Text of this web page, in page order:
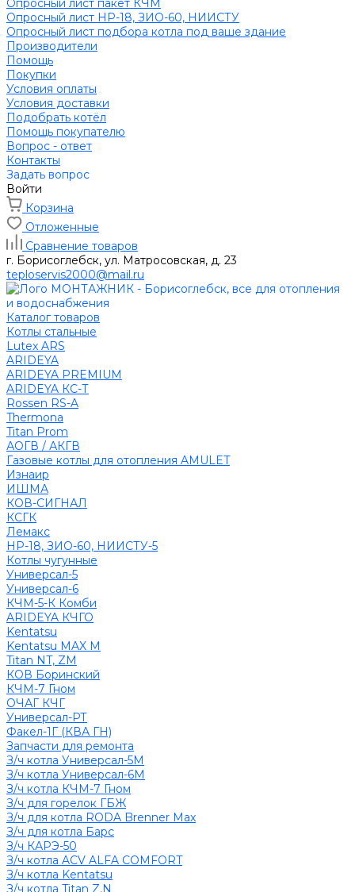
Опросный лист пакет КЧМ
Опросный лист НР-18, ЗИО-60, НИИСТУ
Опросный лист подбора котла под ваше здание
Производители
Помощь
Покупки
Условия оплаты
Условия доставки
Подобрать котёл
Помощь покупателю
Вопрос - ответ
Контакты
Задать вопрос
Войти
Корзина
Отложенные
Сравнение товаров
г. Борисоглебск, ул. Матросовская, д. 23
teploservis2000@mail.ru
Каталог товаров
Котлы стальные
Lutex ARS
ARIDEYA
ARIDEYA PREMIUM
ARIDEYA КС-Т
Rossen RS-A
Thermona
Titan Prom
АОГВ / АКГВ
Газовые котлы для отопления AMULET
Изнаир
ИШМА
КОВ-СИГНАЛ
КСГК
Лемакс
НР-18, ЗИО-60, НИИСТУ-5
Котлы чугунные
Универсал-5
Универсал-6
КЧМ-5-К Комби
ARIDEYA КЧГО
Kentatsu
Kentatsu MAX M
Titan NT, ZM
КОВ Боринский
КЧМ-7 Гном
ОЧАГ КЧГ
Универсал-РТ
Факел-1Г (КВА ГН)
Запчасти для ремонта
З/ч котла Универсал-5М
З/ч котла Универсал-6М
З/ч котла КЧМ-7 Гном
З/ч для горелок ГБЖ
З/ч для котла RODA Brenner Max
З/ч для котла Барс
З/ч КАРЭ-50
З/ч котла ACV ALFA COMFORT
З/ч котла Kentatsu
З/ч котла Titan Z,N